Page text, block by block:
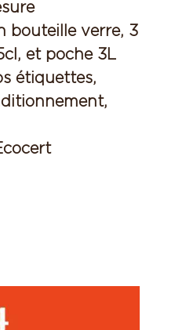
bouteille verre, 3
et poche 3L
étiquettes,